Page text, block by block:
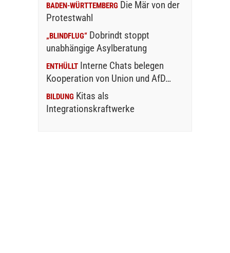
BADEN-WÜRTTEMBERG Die Mär von der
Protestwahl
„BLINDFLUG“ Dobrindt stoppt
unabhängige Asylberatung
ENTHÜLLT Interne Chats belegen
Kooperation von Union und AfD…
BILDUNG Kitas als
Integrationskraftwerke